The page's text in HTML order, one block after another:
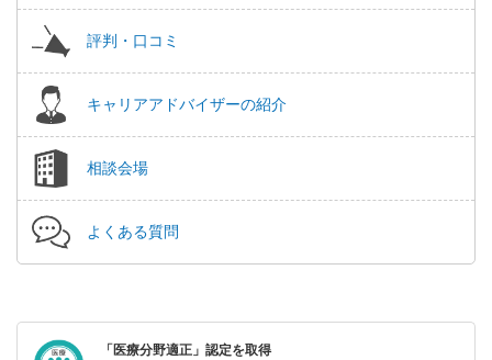
評判・口コミ
キャリアアドバイザーの紹介
相談会場
よくある質問
「医療分野適正」認定を取得